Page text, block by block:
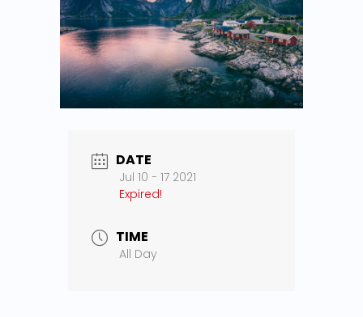
DATE
Jul 10 - 17 2021
Expired!
TIME
All Day